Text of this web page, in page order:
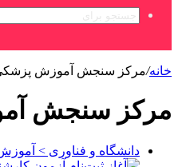
خانه/مرکز سنجش آموزش
مرکز سنجش
دانشگاه و فناوری >